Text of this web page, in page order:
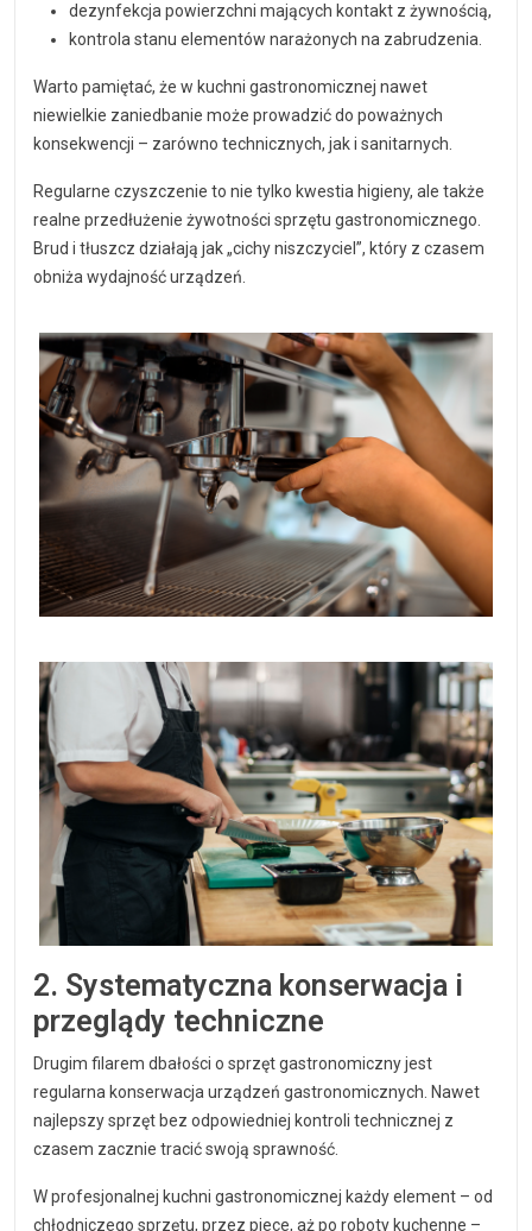
dezynfekcja powierzchni mających kontakt z żywnością,
kontrola stanu elementów narażonych na zabrudzenia.
Warto pamiętać, że w kuchni gastronomicznej nawet
niewielkie zaniedbanie może prowadzić do poważnych
konsekwencji – zarówno technicznych, jak i sanitarnych.
Regularne czyszczenie to nie tylko kwestia higieny, ale także
realne przedłużenie żywotności sprzętu gastronomicznego.
Brud i tłuszcz działają jak „cichy niszczyciel”, który z czasem
obniża wydajność urządzeń.
2. Systematyczna konserwacja i
przeglądy techniczne
Drugim filarem dbałości o sprzęt gastronomiczny jest
regularna konserwacja urządzeń gastronomicznych. Nawet
najlepszy sprzęt bez odpowiedniej kontroli technicznej z
czasem zacznie tracić swoją sprawność.
W profesjonalnej kuchni gastronomicznej każdy element – od
chłodniczego sprzętu, przez piece, aż po roboty kuchenne –